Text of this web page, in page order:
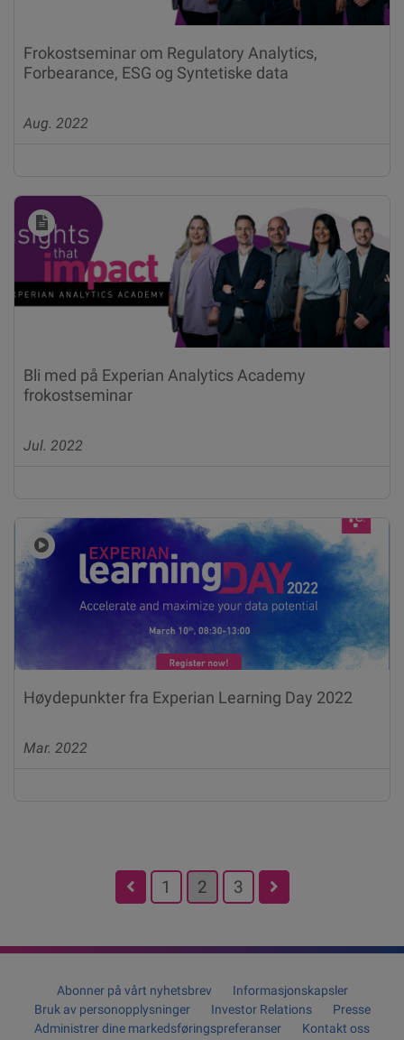
Frokostseminar om Regulatory Analytics,
Forbearance, ESG og Syntetiske data
Aug. 2022
Bli med på Experian Analytics Academy
frokostseminar
Jul. 2022
Høydepunkter fra Experian Learning Day 2022
Mar. 2022
1 2 3
Abonner på vårt nyhetsbrev
Informasjonskapsler
Bruk av personopplysninger
Investor Relations
Presse
Administrer dine markedsføringspreferanser
Kontakt oss